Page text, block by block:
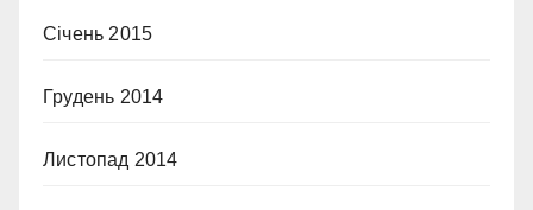
Січень 2015
Грудень 2014
Листопад 2014